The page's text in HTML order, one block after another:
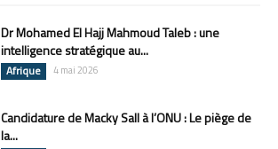
Dr Mohamed El Hajj Mahmoud Taleb : une
intelligence stratégique au...
Afrique 4 mai 2026
Candidature de Macky Sall à l’ONU : Le piège de
la...